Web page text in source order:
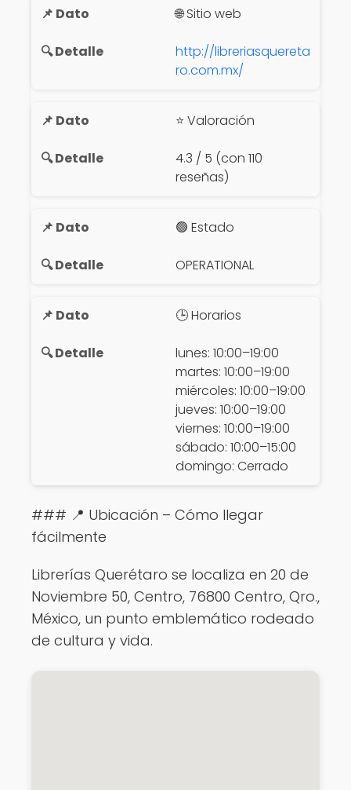
🌐 Sitio web
http://libreriasquereta
ro.com.mx/
⭐ Valoración
4.3 / 5 (con 110
reseñas)
🟢 Estado
OPERATIONAL
🕒 Horarios
lunes: 10:00–19:00
martes: 10:00–19:00
miércoles: 10:00–19:00
jueves: 10:00–19:00
viernes: 10:00–19:00
sábado: 10:00–15:00
domingo: Cerrado
### 📍 Ubicación – Cómo llegar
fácilmente
Librerías Querétaro se localiza en 20 de
Noviembre 50, Centro, 76800 Centro, Qro.,
México, un punto emblemático rodeado
de cultura y vida.